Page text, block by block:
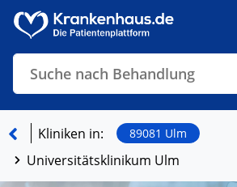
Suche nach Behandlung
Kliniken in: 89081 Ulm
Universitätsklinikum Ulm